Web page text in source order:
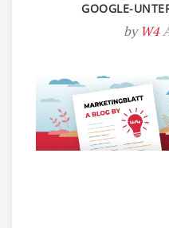
GOOGLE-
by W4